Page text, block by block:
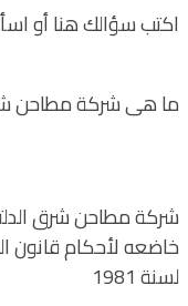
اكتب سؤالك هنا أو
ما هى شركة مطاحن
شركة مطاحن شرق
لسنة 1981